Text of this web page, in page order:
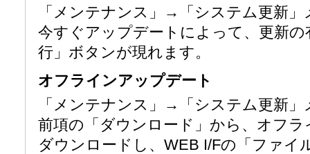
「メンテナンス」→「システム更新
今すぐアップデートによって、更新
行」ボタンが現れます。
オフラインアップデート
「メンテナンス」→「システム更新
前項の「ダウンロード」から、オフ
ダウンロードし、WEB I/Fの「ファイ